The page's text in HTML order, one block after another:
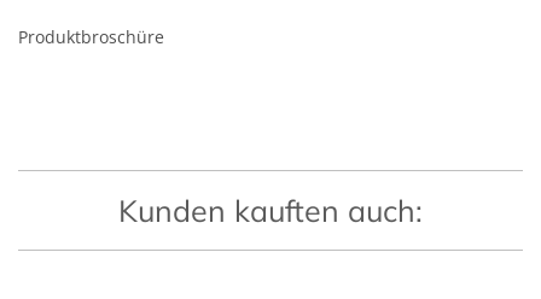
Produktbroschüre
Kunden kauften auch: